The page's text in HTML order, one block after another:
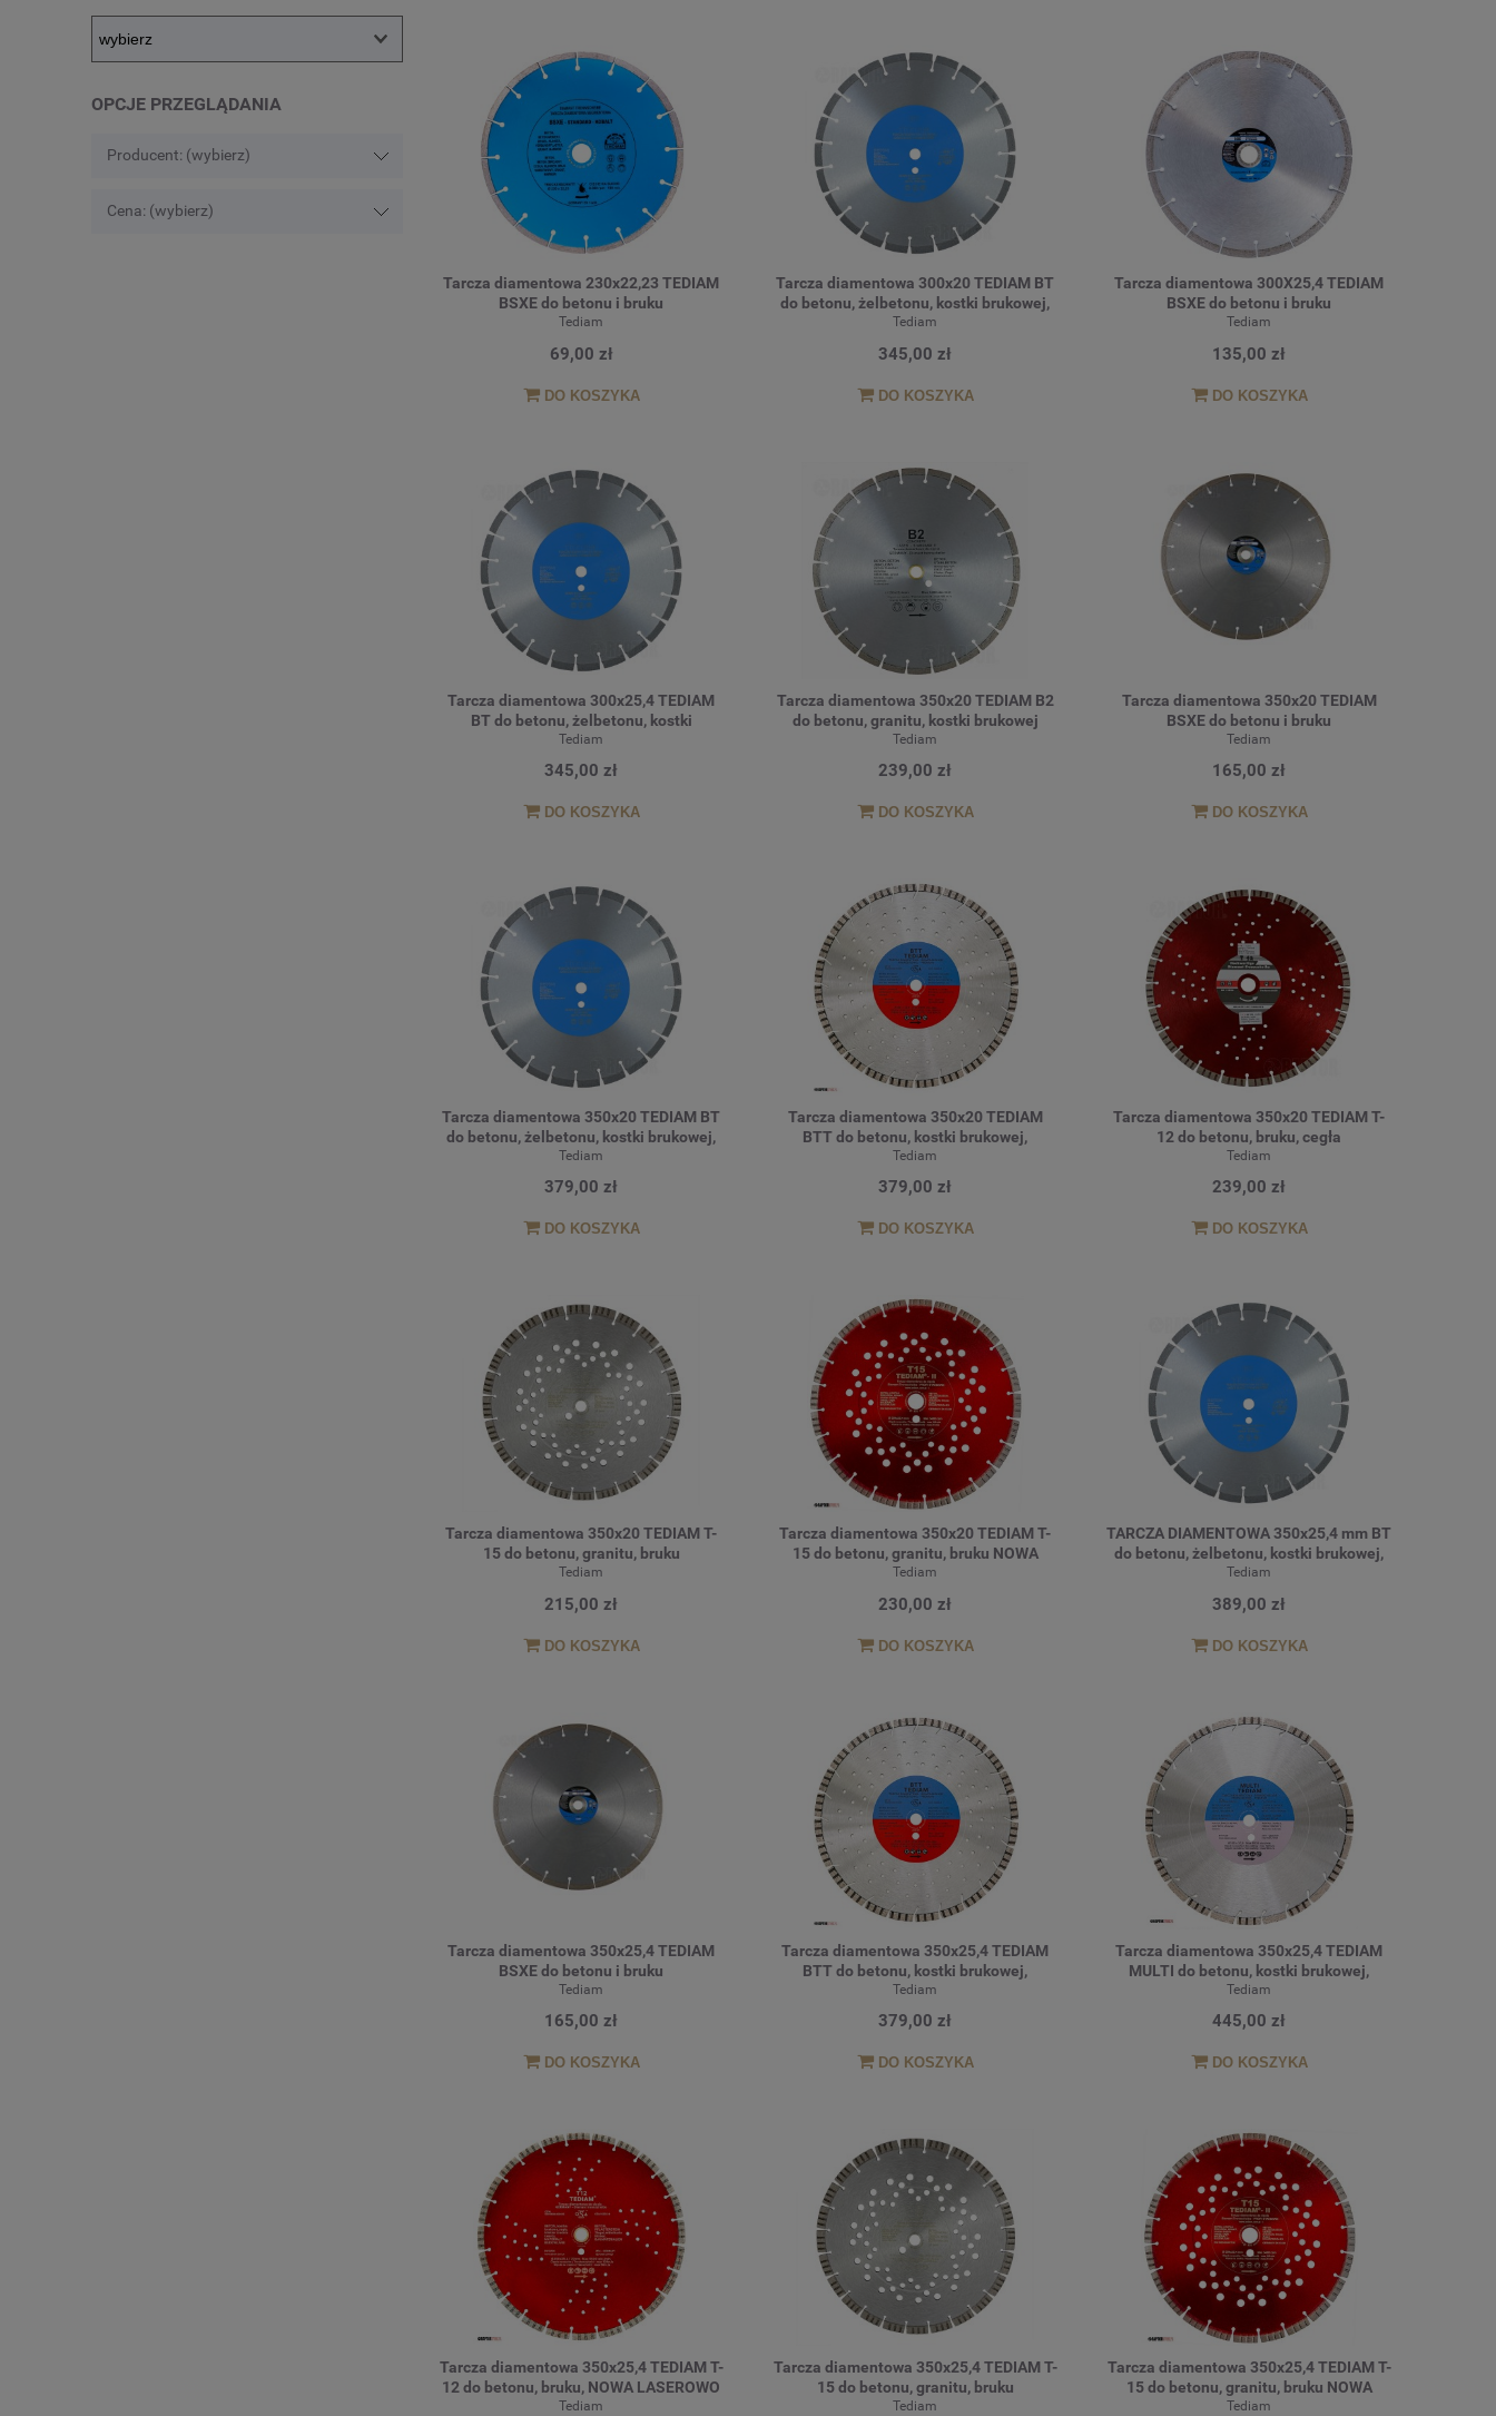
OPCJE PRZEGLĄDANIA
Producent: (wybierz)
Cena: (wybierz)
Tarcza diamentowa 230x22,23 TEDIAM
BSXE do betonu i bruku
Tediam
69,00 zł
DO KOSZYKA
Tarcza diamentowa 300x20 TEDIAM BT
do betonu, żelbetonu, kostki brukowej,
klinkieru, granitu
Tediam
345,00 zł
DO KOSZYKA
Tarcza diamentowa 300X25,4 TEDIAM
BSXE do betonu i bruku
Tediam
135,00 zł
DO KOSZYKA
Tarcza diamentowa 300x25,4 TEDIAM
BT do betonu, żelbetonu, kostki
brukowej, klinkieru, granitu
Tediam
345,00 zł
DO KOSZYKA
Tarcza diamentowa 350x20 TEDIAM B2
do betonu, granitu, kostki brukowej
Tediam
239,00 zł
DO KOSZYKA
Tarcza diamentowa 350x20 TEDIAM
BSXE do betonu i bruku
Tediam
165,00 zł
DO KOSZYKA
Tarcza diamentowa 350x20 TEDIAM BT
do betonu, żelbetonu, kostki brukowej,
klinkieru, granitu
Tediam
379,00 zł
DO KOSZYKA
Tarcza diamentowa 350x20 TEDIAM
BTT do betonu, kostki brukowej,
klinkieru, granitu TURBO
Tediam
379,00 zł
DO KOSZYKA
Tarcza diamentowa 350x20 TEDIAM T-
12 do betonu, bruku, cegła
Tediam
239,00 zł
DO KOSZYKA
Tarcza diamentowa 350x20 TEDIAM T-
15 do betonu, granitu, bruku
Tediam
215,00 zł
DO KOSZYKA
Tarcza diamentowa 350x20 TEDIAM T-
15 do betonu, granitu, bruku NOWA
Tediam
230,00 zł
DO KOSZYKA
TARCZA DIAMENTOWA 350x25,4 mm BT
do betonu, żelbetonu, kostki brukowej,
klinkieru, granitu
Tediam
389,00 zł
DO KOSZYKA
Tarcza diamentowa 350x25,4 TEDIAM
BSXE do betonu i bruku
Tediam
165,00 zł
DO KOSZYKA
Tarcza diamentowa 350x25,4 TEDIAM
BTT do betonu, kostki brukowej,
klinkieru, granitu,typ TURBO
Tediam
379,00 zł
DO KOSZYKA
Tarcza diamentowa 350x25,4 TEDIAM
MULTI do betonu, kostki brukowej,
granitu, asfaltu, świeżego betonu
Tediam
445,00 zł
DO KOSZYKA
Tarcza diamentowa 350x25,4 TEDIAM T-
12 do betonu, bruku, NOWA LASEROWO
SPIEKANA
Tediam
Tarcza diamentowa 350x25,4 TEDIAM T-
15 do betonu, granitu, bruku
Tediam
Tarcza diamentowa 350x25,4 TEDIAM T-
15 do betonu, granitu, bruku NOWA
Tediam